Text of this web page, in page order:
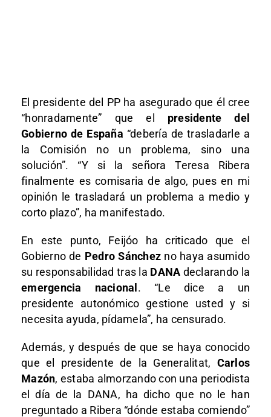
El presidente del PP ha asegurado que él cree
“honradamente” que el presidente del
Gobierno de España “debería de trasladarle a
la Comisión no un problema, sino una
solución”. “Y si la señora Teresa Ribera
finalmente es comisaria de algo, pues en mi
opinión le trasladará un problema a medio y
corto plazo”, ha manifestado.
En este punto, Feijóo ha criticado que el
Gobierno de Pedro Sánchez no haya asumido
su responsabilidad tras la DANA declarando la
emergencia nacional . “Le dice a un
presidente autonómico gestione usted y si
necesita ayuda, pídamela”, ha censurado.
Además, y después de que se haya conocido
que el presidente de la Generalitat, Carlos
Mazón, estaba almorzando con una periodista
el día de la DANA, ha dicho que no le han
preguntado a Ribera “dónde estaba comiendo”